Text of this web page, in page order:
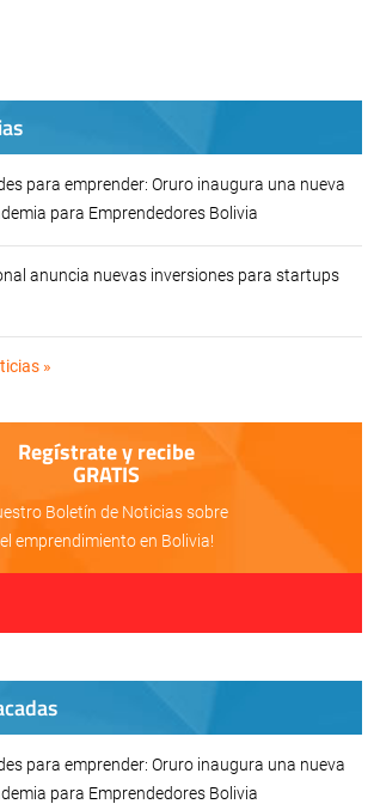
para emprender: Oruro inaugura una nueva
para Emprendedores Bolivia
anuncia nuevas inversiones para startups
»
Regístrate y recibe
GRATIS
Boletín de Noticias sobre
el emprendimiento en Bolivia!
para emprender: Oruro inaugura una nueva
para Emprendedores Bolivia